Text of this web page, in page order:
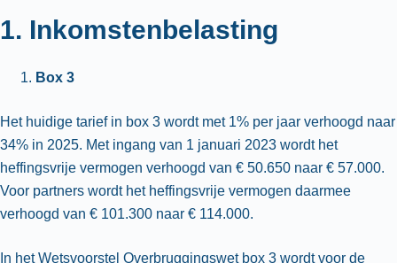
1. Inkomstenbelasting
Box 3
Het huidige tarief in box 3 wordt met 1% per jaar verhoogd naar
34% in 2025. Met ingang van 1 januari 2023 wordt het
heffingsvrije vermogen verhoogd van € 50.650 naar € 57.000.
Voor partners wordt het heffingsvrije vermogen daarmee
verhoogd van € 101.300 naar € 114.000.
In het Wetsvoorstel Overbruggingswet box 3 wordt voor de